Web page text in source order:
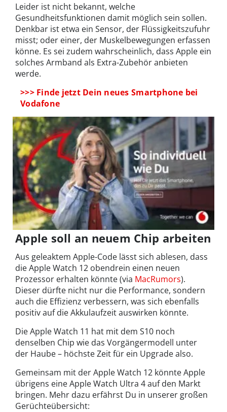
Leider ist nicht bekannt, welche
Gesundheitsfunktionen damit möglich sein sollen.
Denkbar ist etwa ein Sensor, der Flüssigkeitszufuhr
misst; oder einer, der Muskelbewegungen erfassen
könne. Es sei zudem wahrscheinlich, dass Apple ein
solches Armband als Extra-Zubehör anbieten
werde.
>>> Finde jetzt Dein neues Smartphone bei
Vodafone
Apple soll an neuem Chip arbeiten
Aus geleaktem Apple-Code lässt sich ablesen, dass
die Apple Watch 12 obendrein einen neuen
Prozessor erhalten könnte (via MacRumors).
Dieser dürfte nicht nur die Performance, sondern
auch die Effizienz verbessern, was sich ebenfalls
positiv auf die Akkulaufzeit auswirken könnte.
Die Apple Watch 11 hat mit dem S10 noch
denselben Chip wie das Vorgängermodell unter
der Haube – höchste Zeit für ein Upgrade also.
Gemeinsam mit der Apple Watch 12 könnte Apple
übrigens eine Apple Watch Ultra 4 auf den Markt
bringen. Mehr dazu erfährst Du in unserer großen
Gerüchteübersicht: